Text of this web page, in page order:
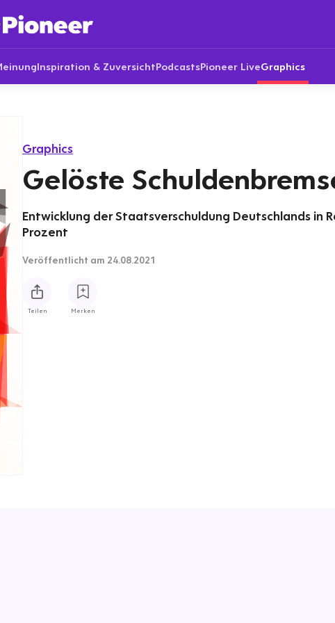
Inspiration & ZuversichtPodcastsPioneer LiveGraphics
Graphics
Gelöste
Entwicklung der Staatsverschuldung Deutschlands in
Prozent
Veröffentlicht am 24.08.2021
Teilen Merken